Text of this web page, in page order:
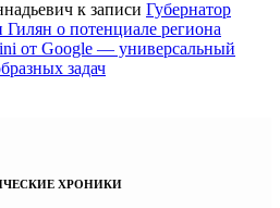
к записи Губернатор
о потенциале региона
от Google — универсальный
задач
ХРОНИКИ